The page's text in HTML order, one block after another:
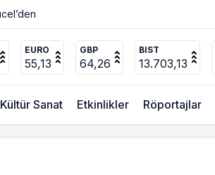
EURO
55,13
GBP
64,26
BIST
13.703,13
Kültür Sanat Etkinlikler Röportajlar